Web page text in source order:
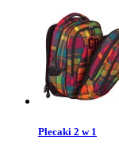
Plecaki 2 w 1